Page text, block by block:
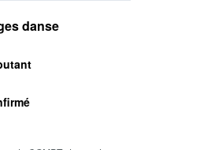
danse